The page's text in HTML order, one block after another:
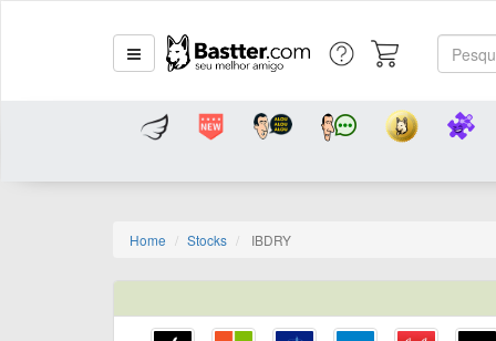
Home Stocks IBDRY